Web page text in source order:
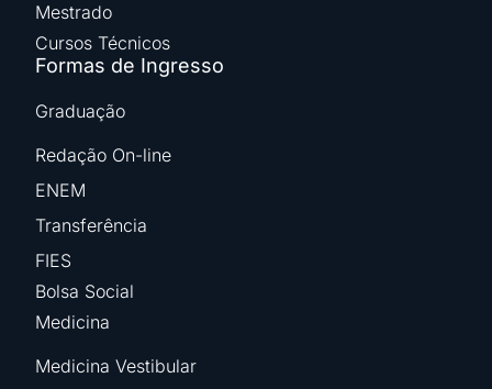
Mestrado
Cursos Técnicos
Formas de Ingresso
Graduação
Redação On-line
ENEM
Transferência
FIES
Bolsa Social
Medicina
Medicina Vestibular